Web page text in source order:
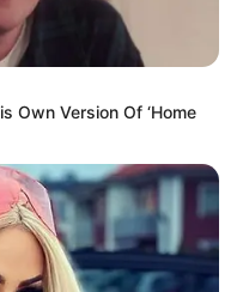
paylaşın
Own Version Of ‘Home